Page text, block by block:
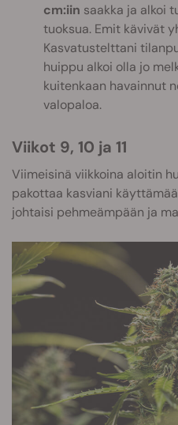
cm:iin saakka ja alkoi
tuoksua. Emit kävivät
Kasvatustelttani
huippu alkoi olla jo
kuitenkaan havainnut
valopaloa.
Viikot 9, 10 ja 11
Viimeisinä viikkoina aloitin
pakottaa kasviani
johtaisi pehmeämpään ja